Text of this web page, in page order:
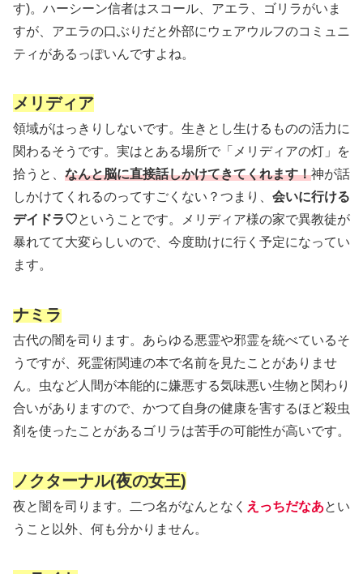
す)。ハーシーン信者はスコール、アエラ、ゴリラがいま
すが、アエラの口ぶりだと外部にウェアウルフのコミュニ
ティがあるっぽいんですよね。
メリディア
領域がはっきりしないです。生きとし生けるものの活力に
関わるそうです。実はとある場所で「メリディアの灯」を
拾うと、 なんと脳に直接話しかけてきてくれます！神が話
しかけてくれるのってすごくない？つまり、 会いに行ける
デイドラ♡ということです。メリディア様の家で異教徒が
暴れてて大変らしいので、今度助けに行く予定になってい
ます。
ナミラ
古代の闇を司ります。あらゆる悪霊や邪霊を統べているそ
うですが、死霊術関連の本で名前を見たことがありませ
ん。虫など人間が本能的に嫌悪する気味悪い生物と関わり
合いがありますので、かつて自身の健康を害するほど殺虫
剤を使ったことがあるゴリラは苦手の可能性が高いです。
ノクターナル(夜の女王)
夜と闇を司ります。二つ名がなんとなく えっちだなあとい
うこと以外、何も分かりません。